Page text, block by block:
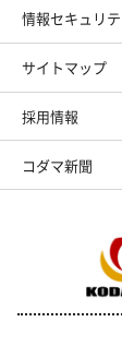
情報セキュリ
サイトマップ
採用情報
コダマ新聞